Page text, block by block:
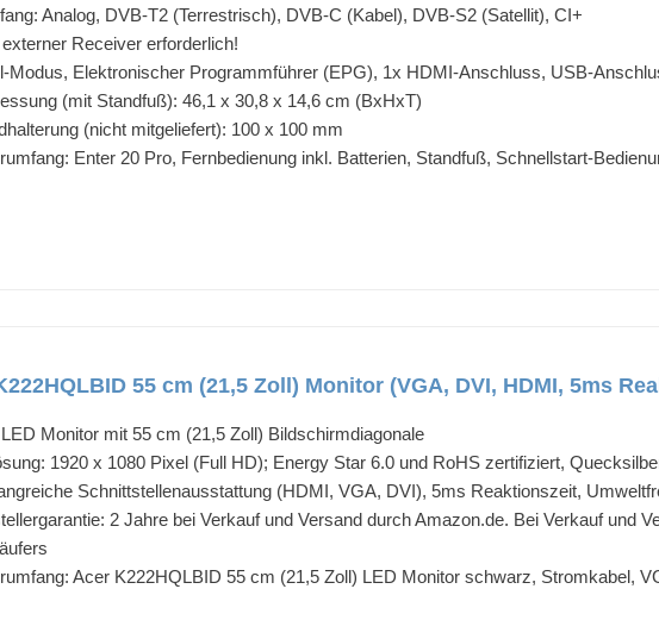
Analog, DVB-T2 (Terrestrisch), DVB-C (Kabel), DVB-S2 (Satellit), CI+
Receiver erforderlich!
Modus, Elektronischer Programmführer (EPG), 1x HDMI-Anschluss, USB-
(mit Standfuß): 46,1 x 30,8 x 14,6 cm (BxHxT)
(nicht mitgeliefert): 100 x 100 mm
Enter 20 Pro, Fernbedienung inkl. Batterien, Standfuß, Schnellstart-
55 cm (21,5 Zoll) Monitor (VGA, DVI, HDMI, 5ms
Monitor mit 55 cm (21,5 Zoll) Bildschirmdiagonale
1920 x 1080 Pixel (Full HD); Energy Star 6.0 und RoHS zertifiziert,
Schnittstellenausstattung (HDMI, VGA, DVI), 5ms Reaktionszeit,
2 Jahre bei Verkauf und Versand durch Amazon.de. Bei Verkauf und
Acer K222HQLBID 55 cm (21,5 Zoll) LED Monitor schwarz, Stromkabel,